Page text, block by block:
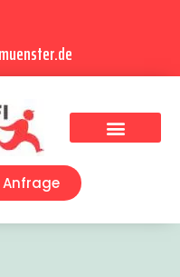
Anfrage